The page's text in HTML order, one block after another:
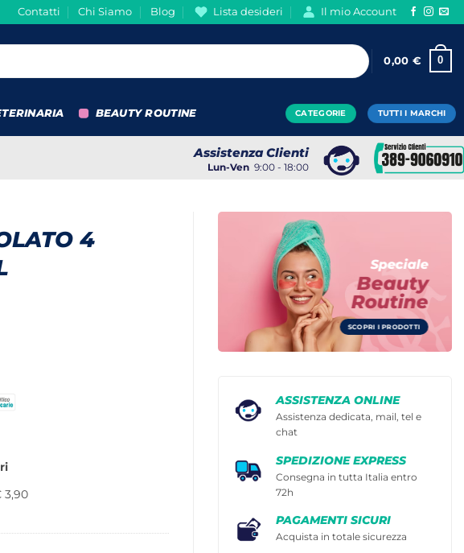
Contatti Chi Siamo Blog Lista desideri Il mio Account
0,00 € 0
BEAUTY ROUTINE CATEGORIE TUTTI I MARCHI
Assistenza Clienti
Lun-Ven 9:00 - 18:00
4
3,90
Speciale
Beauty
Routine
SCOPRI I PRODOTTI
ASSISTENZA ONLINE
Assistenza dedicata, mail, tel e
chat
SPEDIZIONE EXPRESS
Consegna in tutta Italia entro
72h
PAGAMENTI SICURI
Acquista in totale sicurezza